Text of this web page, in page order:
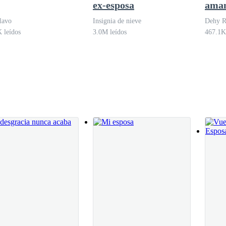
a poner al día siguiente, falda de tubo, camisa blanca y chaqueta
estaria muy cerca de Kevin y eso me hacía sentirme mal, ya que
leídos
ex-esposa
Insignia de nieve
3.0M leídos
Dehy